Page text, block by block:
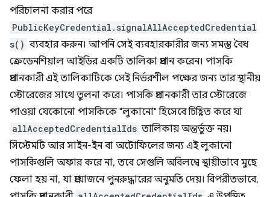
পরিচালনা করার পরে
PublicKeyCredential.signalAllAcceptedCredential
s() ব্যবহার করুন। আপনি সেই ব্যবহারকারীর জন্য সমস্ত বৈধ
ক্রেডেনশিয়াল আইডির একটি তালিকা প্রদান করেন। পাসকি
প্রদানকারী এই তালিকাটিকে সেই নির্ভরশীল পক্ষের জন্য তার স্থানীয়
স্টোরেজের সাথে তুলনা করে। পাসকি প্রদানকারী তার স্টোরেজে
পাওয়া যেকোনো পাসকিকে "লুকানো" হিসেবে চিহ্নিত করে যা
allAcceptedCredentialIds তালিকায় অন্তর্ভুক্ত নয়।
সিস্টেমটি আর সাইন-ইন বা অটোফিলের জন্য এই লুকানো
পাসকিগুলি অফার করে না, তবে সেগুলি অবিলম্বে স্থায়ীভাবে মুছে
ফেলা হয় না, যা প্রয়োজনে পুনরুদ্ধারের অনুমতি দেয়। বিপরীতভাবে,